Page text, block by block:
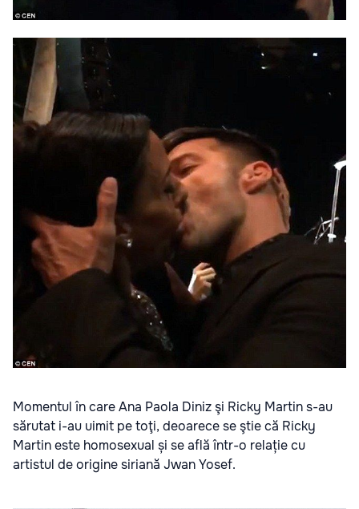
Momentul în care Ana Paola Diniz şi Ricky Martin s-au
sărutat i-au uimit pe toţi, deoarece se ştie că Ricky
Martin este homosexual și se află într-o relație cu
artistul de origine siriană Jwan Yosef.